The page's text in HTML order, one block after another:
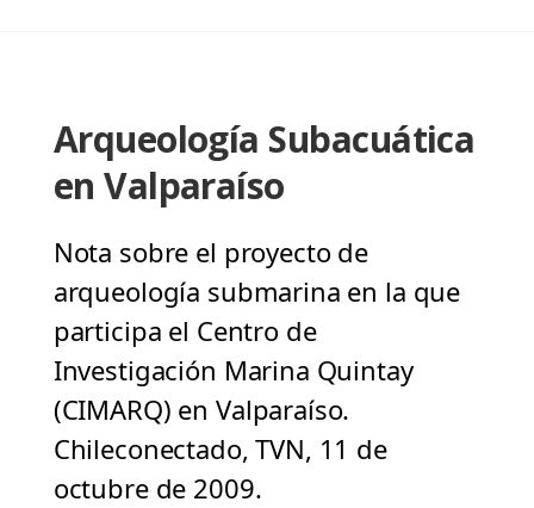
Arqueología Subacuática
en Valparaíso
Nota sobre el proyecto de
arqueología submarina en la que
participa el Centro de
Investigación Marina Quintay
(CIMARQ) en Valparaíso.
Chileconectado, TVN, 11 de
octubre de 2009.